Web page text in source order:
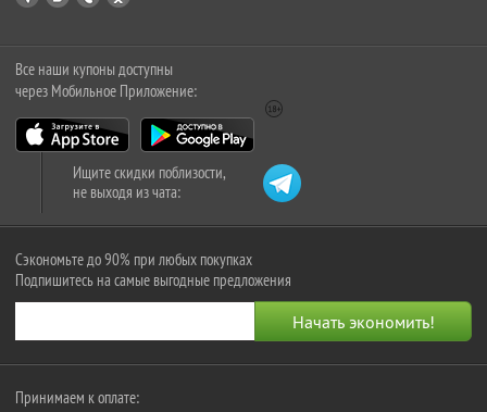
Все наши купоны доступны
через Мобильное Приложение:
Ищите скидки поблизости,
не выходя из чата:
Сэкономьте до 90% при любых покупках
Подпишитесь на самые выгодные предложения
Принимаем к оплате: